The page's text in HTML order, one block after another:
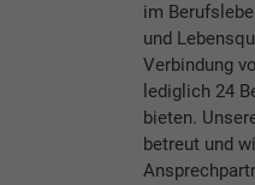
im
und
Verbindung
lediglich 24
bieten.
betreut und